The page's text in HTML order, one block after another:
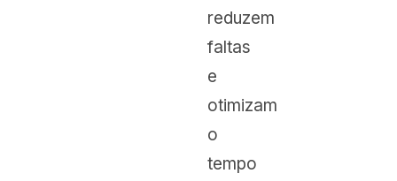
reduzem
faltas
e
otimizam
o
tempo